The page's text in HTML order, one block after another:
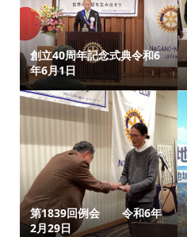
創立40周年記念式典令和6
年6月1日
第1839回例会 令和6年
2月29日